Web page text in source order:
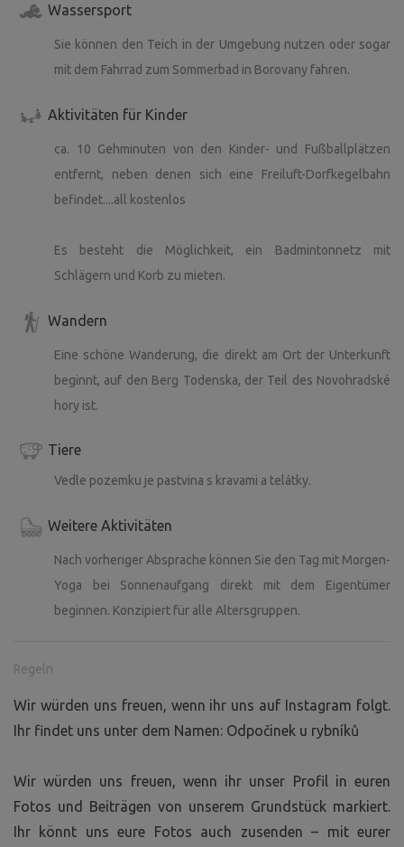
Wassersport
Sie können den Teich in der Umgebung nutzen oder sogar
mit dem Fahrrad zum Sommerbad in Borovany fahren.
Aktivitäten für Kinder
ca. 10 Gehminuten von den Kinder- und Fußballplätzen
entfernt, neben denen sich eine Freiluft-Dorfkegelbahn
befindet....all kostenlos
Es besteht die Möglichkeit, ein Badmintonnetz mit
Schlägern und Korb zu mieten.
Wandern
Eine schöne Wanderung, die direkt am Ort der Unterkunft
beginnt, auf den Berg Todenska, der Teil des Novohradské
hory ist.
Tiere
Vedle pozemku je pastvina s kravami a telátky.
Weitere Aktivitäten
Nach vorheriger Absprache können Sie den Tag mit Morgen-
Yoga bei Sonnenaufgang direkt mit dem Eigentümer
beginnen. Konzipiert für alle Altersgruppen.
Regeln
Wir würden uns freuen, wenn ihr uns auf Instagram folgt.
Ihr findet uns unter dem Namen: Odpočinek u rybníků
Wir würden uns freuen, wenn ihr unser Profil in euren
Fotos und Beiträgen von unserem Grundstück markiert.
Ihr könnt uns eure Fotos auch zusenden – mit eurer